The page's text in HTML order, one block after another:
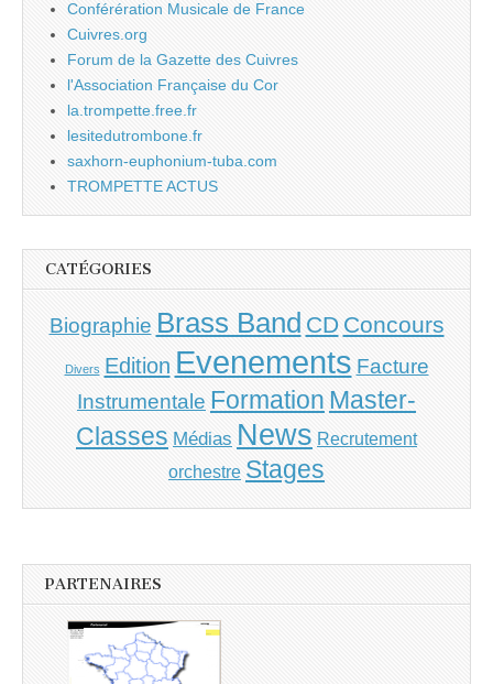
Conférération Musicale de France
Cuivres.org
Forum de la Gazette des Cuivres
l'Association Française du Cor
la.trompette.free.fr
lesitedutrombone.fr
saxhorn-euphonium-tuba.com
TROMPETTE ACTUS
CATÉGORIES
Biographie Brass Band CD Concours
Divers Edition Evenements Facture
Instrumentale Formation Master-
Classes Médias News Recrutement
orchestre Stages
PARTENAIRES